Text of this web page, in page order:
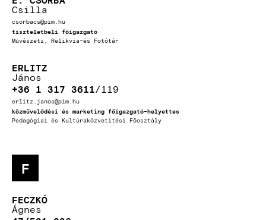
Csilla
csorbacs@pim.hu
tiszteletbeli főigazgató
Művészeti, Relikvia-és Fotótár
ERLITZ
János
+36 1 317 3611 119
erlitz.janos@pim.hu
közművelődési és marketing főigazgató-helyettes
Pedagógiai és Kultúraközvetítési Főosztály
F
FECZKÓ
Ágnes